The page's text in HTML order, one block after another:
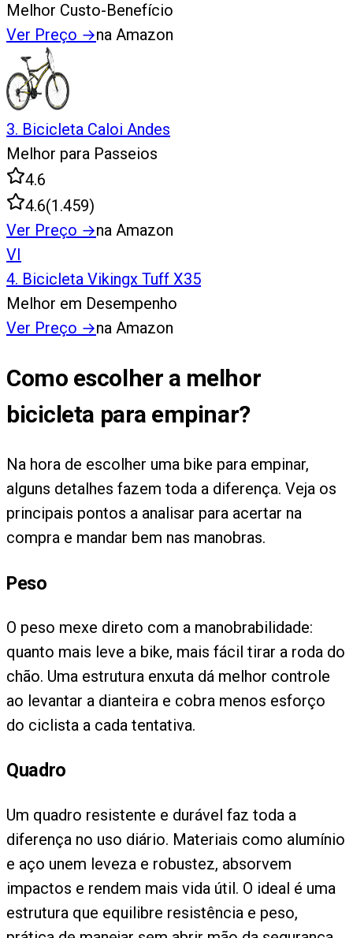
Melhor Custo-Benefício
Ver Preço →na Amazon
3. Bicicleta Caloi Andes
Melhor para Passeios
4.6
4.6(1.459)
Ver Preço →na Amazon
VI
4. Bicicleta Vikingx Tuff X35
Melhor em Desempenho
Ver Preço →na Amazon
Como escolher a melhor
bicicleta para empinar?
Na hora de escolher uma bike para empinar,
alguns detalhes fazem toda a diferença. Veja os
principais pontos a analisar para acertar na
compra e mandar bem nas manobras.
Peso
O peso mexe direto com a manobrabilidade:
quanto mais leve a bike, mais fácil tirar a roda do
chão. Uma estrutura enxuta dá melhor controle
ao levantar a dianteira e cobra menos esforço
do ciclista a cada tentativa.
Quadro
Um quadro resistente e durável faz toda a
diferença no uso diário. Materiais como alumínio
e aço unem leveza e robustez, absorvem
impactos e rendem mais vida útil. O ideal é uma
estrutura que equilibre resistência e peso,